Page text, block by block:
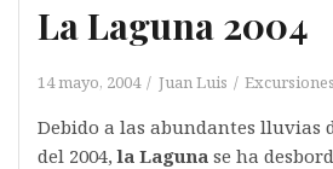
La Laguna 2004
14 mayo, 2004 Juan Luis Excursiones
Debido a las abundantes lluvias
del 2004,la Laguna se ha